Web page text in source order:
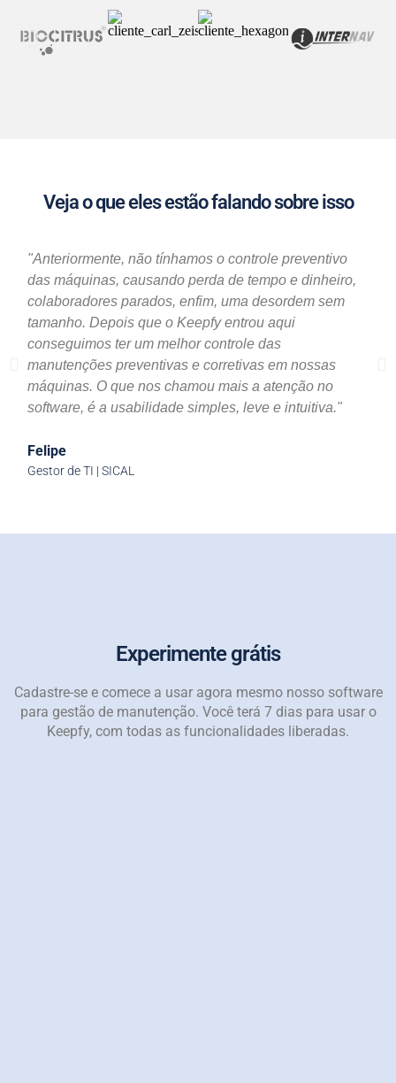
Veja o que eles estão falando sobre isso
"Anteriormente, não tínhamos o controle preventivo
das máquinas, causando perda de tempo e dinheiro,
colaboradores parados, enfim, uma desordem sem
tamanho. Depois que o Keepfy entrou aqui
conseguimos ter um melhor controle das
manutenções preventivas e corretivas em nossas
máquinas. O que nos chamou mais a atenção no
software, é a usabilidade simples, leve e intuitiva."
Felipe
Gestor de TI | SICAL
Experimente grátis
Cadastre-se e comece a usar agora mesmo nosso software
para gestão de manutenção. Você terá 7 dias para usar o
Keepfy, com todas as funcionalidades liberadas.